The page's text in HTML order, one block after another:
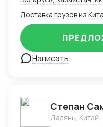
Написать
Степан
Далянь, Китай